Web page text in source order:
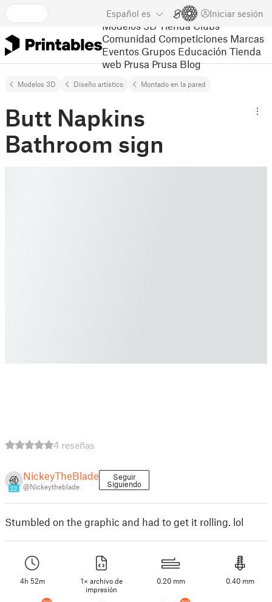
Español es Iniciar sesión
Modelos 3D Tienda Clubs
Comunidad Competiciones Marcas
Eventos Grupos Educación Tienda
web Prusa Prusa Blog
Modelos 3D Diseño artístico Montado en la pared
Butt Napkins
Bathroom sign
4 reseñas
22
NickeyTheBlade
@Nickeytheblade
Seguir
Siguiendo
Stumbled on the graphic and had to get it rolling. lol
4h 52m
1× archivo de
impresión
0.20 mm 0.40 mm